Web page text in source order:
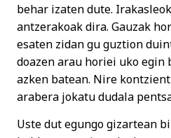
behar izaten dute.
antzerakoak dira. Gauzak
esaten zidan gu guztion
doazen arau horiei uko egin
azken batean. Nire
arabera jokatu dudala
Uste dut egungo gizartean